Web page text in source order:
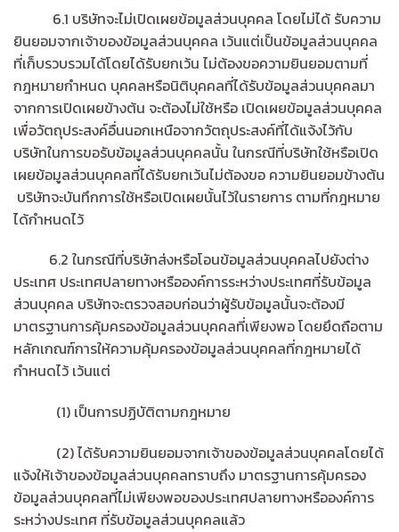
6.1 บริษัทจะไม่เปิดเผยข้อมูลส่วนบุคคล โดยไม่ได้ รับความ
ยินยอมจากเจ้าของข้อมูลส่วนบุคคล เว้นแต่เป็นข้อมูลส่วนบุคคล
ที่เก็บรวบรวมได้โดยได้รับยกเว้น ไม่ต้องขอความยินยอมตามที่
กฎหมายกำหนด บุคคลหรือนิติบุคคลที่ได้รับข้อมูลส่วนบุคคลมา
จากการเปิดเผยข้างต้น จะต้องไม่ใช้หรือ เปิดเผยข้อมูลส่วนบุคคล
เพื่อวัตถุประสงค์อื่นนอกเหนือจากวัตถุประสงค์ที่ได้แจ้งไว้กับ
บริษัทในการขอรับข้อมูลส่วนบุคคลนั้น ในกรณีที่บริษัทใช้หรือเปิด
เผยข้อมูลส่วนบุคคลที่ได้รับยกเว้นไม่ต้องขอ ความยินยอมข้างต้น
บริษัทจะบันทึกการใช้หรือเปิดเผยนั้นไว้ในรายการ ตามที่กฎหมาย
ได้กำหนดไว้
6.2 ในกรณีที่บริษัทส่งหรือโอนข้อมูลส่วนบุคคลไปยังต่าง
ประเทศ ประเทศปลายทางหรือองค์การระหว่างประเทศที่รับข้อมูล
ส่วนบุคคล บริษัทจะตรวจสอบก่อนว่าผู้รับข้อมูลนั้นจะต้องมี
มาตรฐานการคุ้มครองข้อมูลส่วนบุคคลที่เพียงพอ โดยยึดถือตาม
หลักเกณฑ์การให้ความคุ้มครองข้อมูลส่วนบุคคลที่กฎหมายได้
กำหนดไว้ เว้นแต่
(1) เป็นการปฏิบัติตามกฎหมาย
(2) ได้รับความยินยอมจากเจ้าของข้อมูลส่วนบุคคลโดยได้
แจ้งให้เจ้าของข้อมูลส่วนบุคคลทราบถึง มาตรฐานการคุ้มครอง
ข้อมูลส่วนบุคคลที่ไม่เพียงพอของประเทศปลายทางหรือองค์การ
ระหว่างประเทศ ที่รับข้อมูลส่วนบุคคลแล้ว